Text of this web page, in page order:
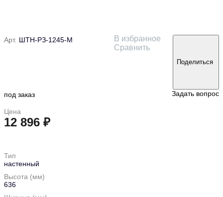
Арт. ШТН-РЗ-1245-М
В избранное
Сравнить
Поделиться
под заказ Задать вопрос
Цена
12 896 ₽
Тип
настенный
Высота (мм)
636